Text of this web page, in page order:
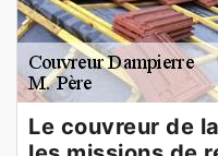
Le couvreur de